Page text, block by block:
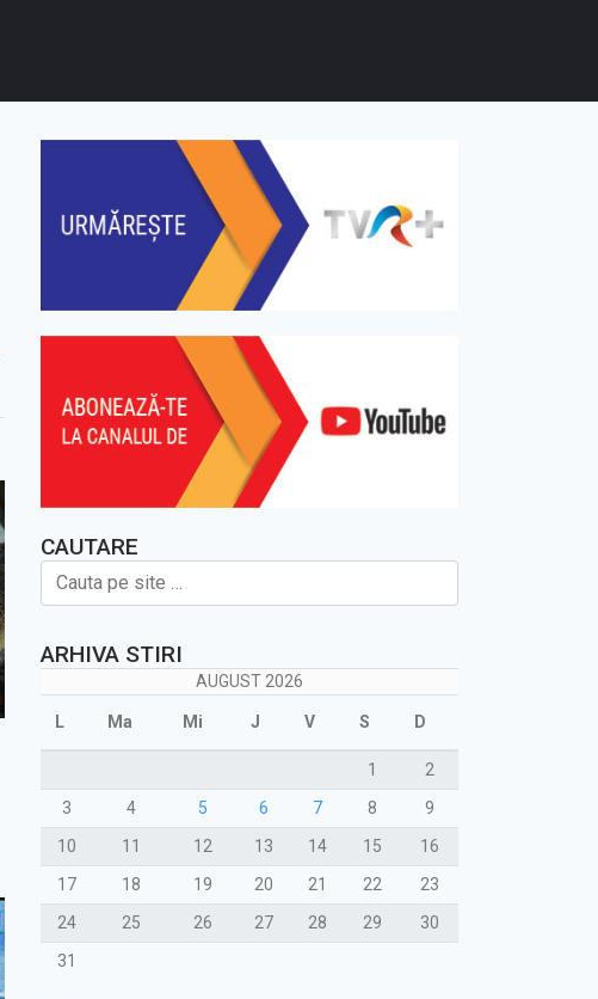
CAUTARE
ARHIVA STIRI
AUGUST 2026
L Ma Mi J V S D
1
2
3
4 5 6 7 8
9
10
11 12 13 14 15
16
17
18 19 20 21 22
23
24
25 26 27 28 29
30
31